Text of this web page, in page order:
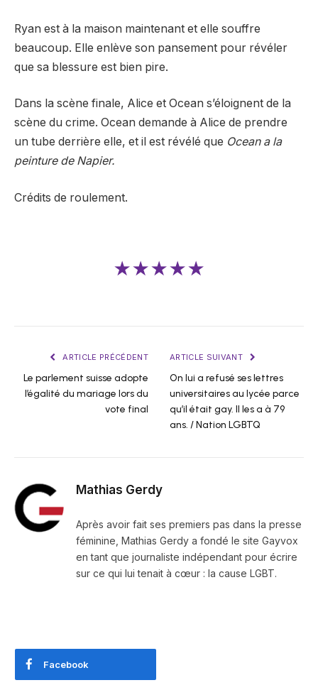
Ryan est à la maison maintenant et elle souffre
beaucoup. Elle enlève son pansement pour révéler
que sa blessure est bien pire.
Dans la scène finale, Alice et Ocean s’éloignent de la
scène du crime. Ocean demande à Alice de prendre
un tube derrière elle, et il est révélé que Ocean a la
peinture de Napier.
Crédits de roulement.
★★★★★
ARTICLE PRÉCÉDENT
Le parlement suisse adopte
l’égalité du mariage lors du
vote final
ARTICLE SUIVANT
On lui a refusé ses lettres
universitaires au lycée parce
qu’il était gay. Il les a à 79
ans. / Nation LGBTQ
Mathias Gerdy
Après avoir fait ses premiers pas dans la presse
féminine, Mathias Gerdy a fondé le site Gayvox
en tant que journaliste indépendant pour écrire
sur ce qui lui tenait à cœur : la cause LGBT.
Facebook